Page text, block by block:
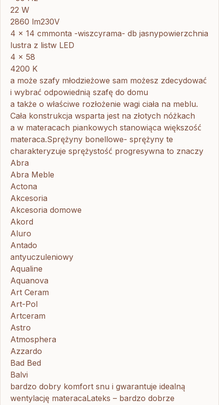
22 W
2860 lm230V
4 x 14 cmmonta -wiszcyrama- db jasnypowierzchnia
lustra z listw LED
4 x 58
4200 K
a może szafy młodzieżowe sam możesz zdecydować
i wybrać odpowiednią szafę do domu
a także o właściwe rozłożenie wagi ciała na meblu.
Cała konstrukcja wsparta jest na złotych nóżkach
a w materacach piankowych stanowiąca większość
materaca.Sprężyny bonellowe- sprężyny te
charakteryzuje sprężystość progresywna to znaczy
Abra
Abra Meble
Actona
Akcesoria
Akcesoria domowe
Akord
Aluro
Antado
antyuczuleniowy
Aqualine
Aquanova
Art Ceram
Art-Pol
Artceram
Astro
Atmosphera
Azzardo
Bad Bed
Balvi
bardzo dobry komfort snu i gwarantuje idealną
wentylację materacaLateks – bardzo dobrze